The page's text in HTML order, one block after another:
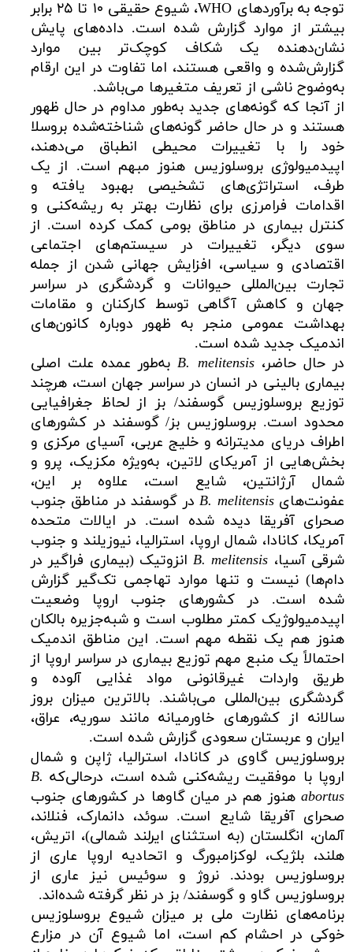
توجه به برآوردهای WHO، شیوع حقیقی ۱۰ تا ۲۵ برابر
بیشتر از موارد گزارش شده است. داده‌های پایش
نشان‌دهنده یک شکاف کوچک‌تر بین موارد
گزارش‌شده و واقعی هستند، اما تفاوت در این ارقام
به‌وضوح ناشی از تعریف متغیرها می‌باشد.
از آنجا که گونه‌های جدید به‌طور مداوم در حال ظهور
هستند و در حال حاضر گونه‌های شناخته‌شده بروسلا
خود را با تغییرات محیطی انطباق می‌دهند،
اپیدمیولوژی بروسلوزیس هنوز مبهم است. از یک
طرف، استراتژی‌های تشخیصی بهبود یافته و
اقدامات فرامرزی برای نظارت بهتر به ریشه‌کنی و
کنترل بیماری در مناطق بومی کمک کرده است. از
سوی دیگر، تغییرات در سیستم‌های اجتماعی
اقتصادی و سیاسی، افزایش جهانی شدن از جمله
تجارت بین‌المللی حیوانات و گردشگری در سراسر
جهان و کاهش آگاهی توسط کارکنان و مقامات
بهداشت عمومی منجر به ظهور دوباره کانون‌های
اندمیک جدید شده است.
در حال حاضر،B. melitensisبه‌طور عمده علت اصلی
بیماری بالینی در انسان در سراسر جهان است، هرچند
توزیع بروسلوزیس گوسفند/ بز از لحاظ جغرافیایی
محدود است. بروسلوزیس بز/ گوسفند در کشورهای
اطراف دریای مدیترانه و خلیج عربی، آسیای مرکزی و
بخش‌هایی از آمریکای لاتین، به‌ویژه مکزیک، پرو و
شمال آرژانتین، شایع است، علاوه بر این،
عفونت‌هایB. melitensisدر گوسفند در مناطق جنوب
صحرای آفریقا دیده شده است. در ایالات متحده
آمریکا، کانادا، شمال اروپا، استرالیا، نیوزیلند و جنوب
شرقی آسیا، B. melitensisانزوتیک (بیماری فراگیر در
دام‌ها) نیست و تنها موارد تهاجمی تک‌گیر گزارش
شده است. در کشورهای جنوب اروپا وضعیت
اپیدمیولوژیک کمتر مطلوب است و شبه‌جزیره بالکان
هنوز هم یک نقطه مهم است. این مناطق اندمیک
احتمالاً یک منبع مهم توزیع بیماری در سراسر اروپا از
طریق واردات غیرقانونی مواد غذایی آلوده و
گردشگری بین‌المللی می‌باشند. بالاترین میزان بروز
سالانه از کشورهای خاورمیانه مانند سوریه، عراق،
ایران و عربستان سعودی گزارش شده است.
بروسلوزیس گاوی در کانادا، استرالیا، ژاپن و شمال
اروپا با موفقیت ریشه‌کنی شده است، درحالی‌که B.
abortus هنوز هم در میان گاوها در کشورهای جنوب
صحرای آفریقا شایع است. سوئد، دانمارک، فنلاند،
آلمان، انگلستان (به استثنای ایرلند شمالی)، اتریش،
هلند، بلژیک، لوکزامبورگ و اتحادیه اروپا عاری از
بروسلوزیس بودند. نروژ و سوئیس نیز عاری از
بروسلوزیس گاو و گوسفند/ بز در نظر گرفته شده‌اند.
برنامه‌های نظارت ملی بر میزان شیوع بروسلوزیس
خوکی در احشام کم است، اما شیوع آن در مزارع